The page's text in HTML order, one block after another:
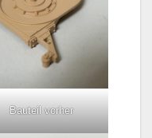
Bauteil vorher